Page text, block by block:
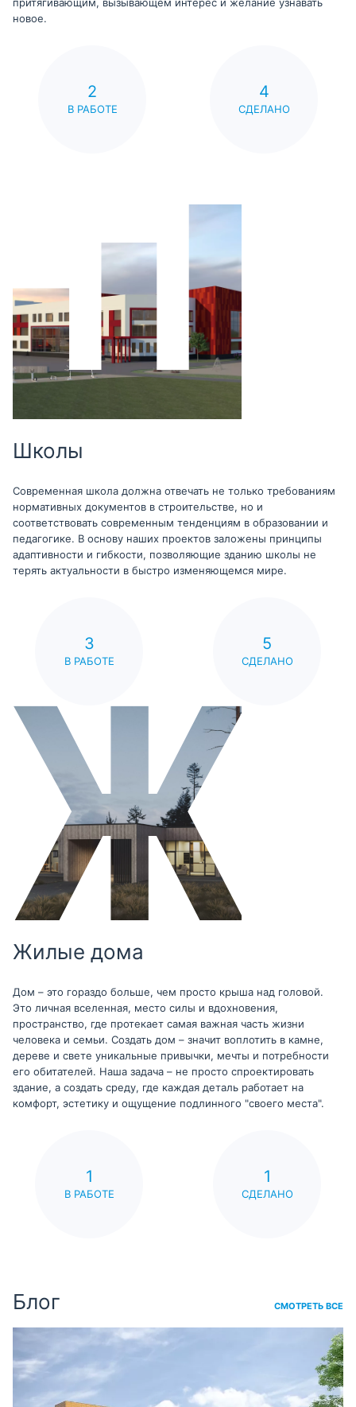
притягивающим, вызывающем интерес и желание узнавать
новое.
2
В РАБОТЕ
4
СДЕЛАНО
Школы
Современная школа должна отвечать не только требованиям
нормативных документов в строительстве, но и
соответствовать современным тенденциям в образовании и
педагогике. В основу наших проектов заложены принципы
адаптивности и гибкости, позволяющие зданию школы не
терять актуальности в быстро изменяющемся мире.
3
В РАБОТЕ
5
СДЕЛАНО
Жилые дома
Дом – это гораздо больше, чем просто крыша над головой.
Это личная вселенная, место силы и вдохновения,
пространство, где протекает самая важная часть жизни
человека и семьи. Создать дом – значит воплотить в камне,
дереве и свете уникальные привычки, мечты и потребности
его обитателей. Наша задача – не просто спроектировать
здание, а создать среду, где каждая деталь работает на
комфорт, эстетику и ощущение подлинного "своего места".
1
В РАБОТЕ
1
СДЕЛАНО
Блог СМОТРЕТЬ ВСЕ